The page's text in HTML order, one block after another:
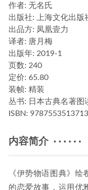
作者: 无名氏
出版社: 上海文化出版
出品方: 凤凰壹力
译者: 唐月梅
出版年: 2019-1
页数: 240
定价: 65.80
装帧: 精装
丛书: 日本古典名著图
ISBN: 9787553513713
内容简介 · · · · · ·
《伊势物语图典》
的恋爱故事，运用优